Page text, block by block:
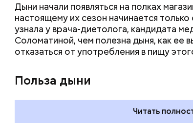
Дыни начали появляться на полках
настоящему их сезон начинается
узнала у врача-диетолога, кандидата
Соломатиной, чем полезна дыня, как ее
отказаться от употребления в пищу
Польза дыни
Читать
— Если человек уже болеет
рекомендуется. При артрите,
раздраженного кишечника, язвах и
исключить из рациона, — предупредила
повышению кислотности желудка и